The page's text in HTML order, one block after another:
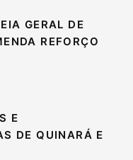
GERAL DE
REFORÇO
E
DE QUINARÁ E